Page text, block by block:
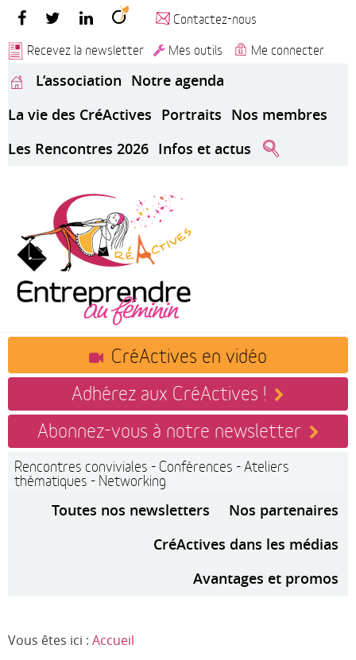
Contactez-nous
Recevez la newsletter
Mes outils Me connecter
L’association Notre agenda
La vie des CréActives Portraits Nos membres
Les Rencontres 2026 Infos et actus
CréActives en vidéo
Adhérez aux CréActives !
Abonnez-vous à notre newsletter
Rencontres conviviales - Conférences - Ateliers
thématiques - Networking
Toutes nos newsletters
Nos partenaires
CréActives dans les médias
Avantages et promos
Vous êtes ici : Accueil